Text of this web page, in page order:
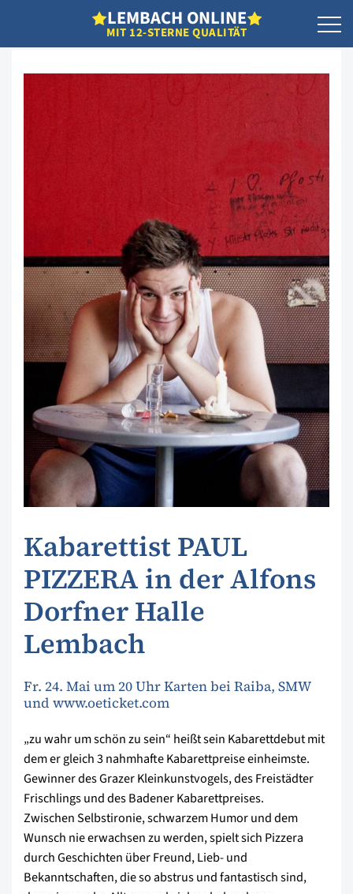
LEMBACH ONLINE
MIT 12-STERNE QUALITÄT
Kabarettist PAUL
PIZZERA in der Alfons
Dorfner Halle
Lembach
Fr. 24. Mai um 20 Uhr Karten bei Raiba, SMW
und www.oeticket.com
„zu wahr um schön zu sein“ heißt sein Kabarettdebut mit
dem er gleich 3 nahmhafte Kabarettpreise einheimste.
Gewinner des Grazer Kleinkunstvogels, des Freistädter
Frischlings und des Badener Kabarettpreises.
Zwischen Selbstironie, schwarzem Humor und dem
Wunsch nie erwachsen zu werden, spielt sich Pizzera
durch Geschichten über Freund, Lieb- und
Bekanntschaften, die so abstrus und fantastisch sind,